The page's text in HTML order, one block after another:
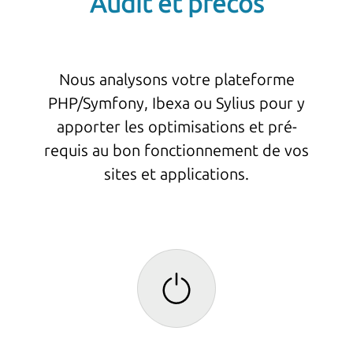
Nous analysons votre plateforme
PHP/Symfony, Ibexa ou Sylius pour y
apporter les optimisations et pré-
requis au bon fonctionnement de vos
sites et applications.